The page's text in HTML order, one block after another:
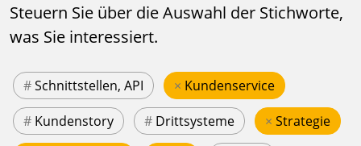
Steuern Sie über die Auswahl der Stichworte,
was Sie interessiert.
#Schnittstellen, API × Kundenservice
# Kundenstory # Drittsysteme × Strategie